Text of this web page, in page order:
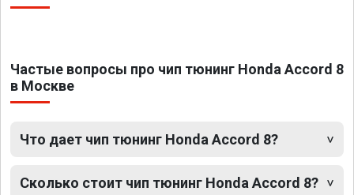
Частые вопросы про чип тюнинг Honda Accord 8
в Москве
Что дает чип тюнинг Honda Accord 8?
Сколько стоит чип тюнинг Honda Accord 8?